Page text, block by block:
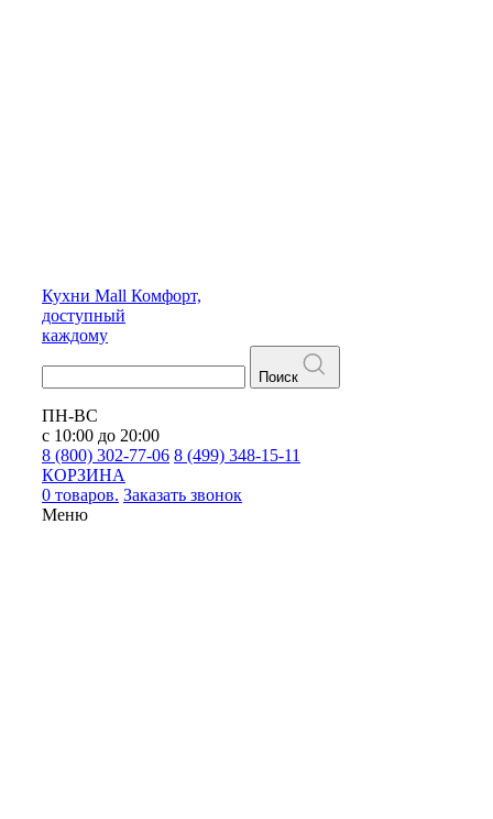
Кухни Mall Комфорт,
доступный
каждому
Поиск
ПН-ВС
с 10:00 до 20:00
8 (800) 302-77-06 8 (499) 348-15-11
КОРЗИНА
0 товаров. Заказать звонок
Меню